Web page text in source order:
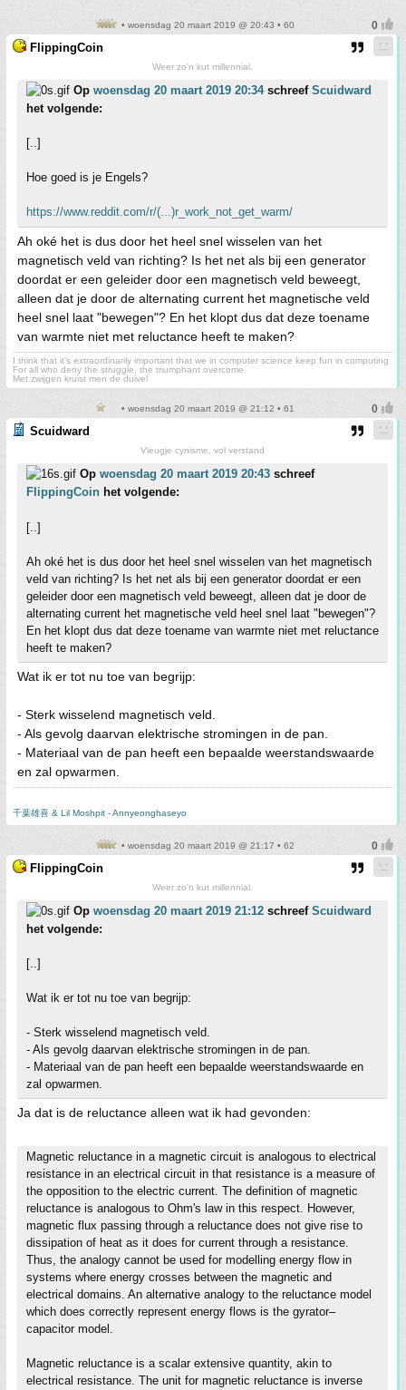
• woensdag 20 maart 2019 @ 20:43 • 60
FlippingCoin
Weer zo'n kut millennial.
Op woensdag 20 maart 2019 20:34schreef Scuidward
het volgende:
[..]
Hoe goed is je Engels?
https://www.reddit.com/r/(...)r_work_not_get_warm/
Ah oké het is dus door het heel snel wisselen van het
magnetisch veld van richting? Is het net als bij een generator
doordat er een geleider door een magnetisch veld beweegt,
alleen dat je door de alternating current het magnetische veld
heel snel laat "bewegen"? En het klopt dus dat deze toename
van warmte niet met reluctance heeft te maken?
I think that it’s extraordinarily important that we in computer science keep fun in computing
For all who deny the struggle, the triumphant overcome
Met zwijgen kruist men de duivel
• woensdag 20 maart 2019 @ 21:12 • 61
Scuidward
Vleugje cynisme, vol verstand
Op woensdag 20 maart 2019 20:43 schreef
FlippingCoin het volgende:
[..]
Ah oké het is dus door het heel snel wisselen van het magnetisch
veld van richting? Is het net als bij een generator doordat er een
geleider door een magnetisch veld beweegt, alleen dat je door de
alternating current het magnetische veld heel snel laat "bewegen"?
En het klopt dus dat deze toename van warmte niet met reluctance
heeft te maken?
Wat ik er tot nu toe van begrijp:
- Sterk wisselend magnetisch veld.
- Als gevolg daarvan elektrische stromingen in de pan.
- Materiaal van de pan heeft een bepaalde weerstandswaarde
en zal opwarmen.
千葉雄喜 & Lil Moshpit - Annyeonghaseyo
• woensdag 20 maart 2019 @ 21:17 • 62
FlippingCoin
Weer zo'n kut millennial.
Op woensdag 20 maart 2019 21:12 schreef Scuidward
het volgende:
[..]
Wat ik er tot nu toe van begrijp:
- Sterk wisselend magnetisch veld.
- Als gevolg daarvan elektrische stromingen in de pan.
- Materiaal van de pan heeft een bepaalde weerstandswaarde en
zal opwarmen.
Ja dat is de reluctance alleen wat ik had gevonden:
Magnetic reluctance in a magnetic circuit is analogous to electrical
resistance in an electrical circuit in that resistance is a measure of
the opposition to the electric current. The definition of magnetic
reluctance is analogous to Ohm's law in this respect. However,
magnetic flux passing through a reluctance does not give rise to
dissipation of heat as it does for current through a resistance.
Thus, the analogy cannot be used for modelling energy flow in
systems where energy crosses between the magnetic and
electrical domains. An alternative analogy to the reluctance model
which does correctly represent energy flows is the gyrator–
capacitor model.
Magnetic reluctance is a scalar extensive quantity, akin to
electrical resistance. The unit for magnetic reluctance is inverse